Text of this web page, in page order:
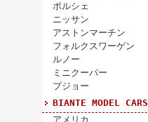
ポルシェ
ニッサン
アストンマーチン
フォルクスワーゲン
ルノー
ミニクーパー
プジョー
BIANTE MODEL CARS
アメリカ